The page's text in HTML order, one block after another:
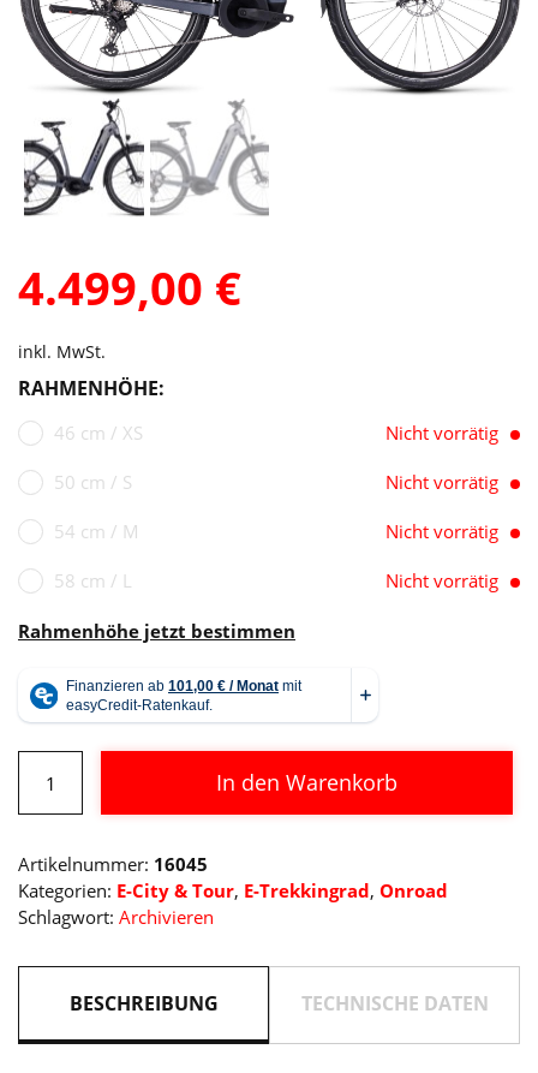
4.499,00 €
inkl. MwSt.
RAHMENHÖHE:
46 cm / XS Nicht vorrätig
50 cm / S Nicht vorrätig
54 cm / M Nicht vorrätig
58 cm / L Nicht vorrätig
Rahmenhöhe jetzt bestimmen
Kathmandu
Hybrid
750
Menge
In den Warenkorb
Artikelnummer: 16045
Kategorien: E-City & Tour, E-Trekkingrad, Onroad
Schlagwort: Archivieren
BESCHREIBUNG TECHNISCHE DATEN